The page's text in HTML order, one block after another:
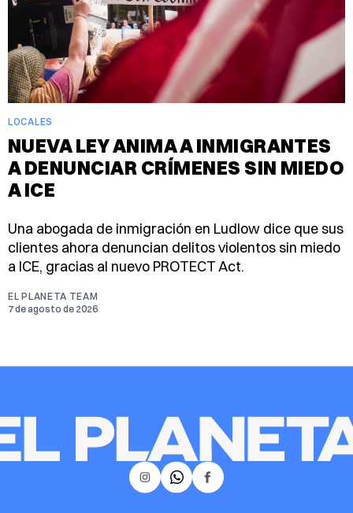
LOCALES
NUEVA LEY ANIMA A INMIGRANTES
A DENUNCIAR CRÍMENES SIN MIEDO
A ICE
Una abogada de inmigración en Ludlow dice que sus
clientes ahora denuncian delitos violentos sin miedo
a ICE, gracias al nuevo PROTECT Act.
EL PLANETA TEAM
7 de agosto de 2026
𝕏 Facebook
Instagram